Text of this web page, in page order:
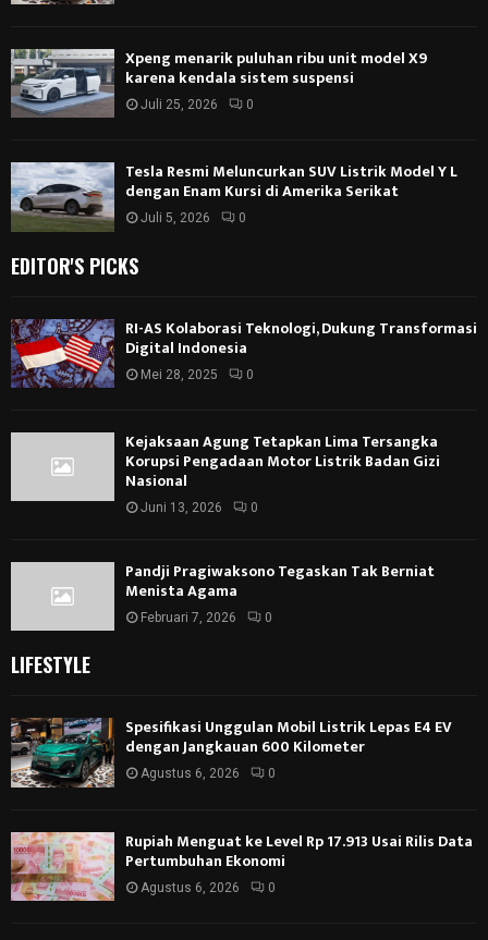
Xpeng menarik puluhan ribu unit model X9
karena kendala sistem suspensi
Juli 25, 2026 0
Tesla Resmi Meluncurkan SUV Listrik Model Y L
dengan Enam Kursi di Amerika Serikat
Juli 5, 2026 0
EDITOR'S PICKS
RI-AS Kolaborasi Teknologi, Dukung Transformasi
Digital Indonesia
Mei 28, 2025 0
Kejaksaan Agung Tetapkan Lima Tersangka
Korupsi Pengadaan Motor Listrik Badan Gizi
Nasional
Juni 13, 2026 0
Pandji Pragiwaksono Tegaskan Tak Berniat
Menista Agama
Februari 7, 2026 0
LIFESTYLE
Spesifikasi Unggulan Mobil Listrik Lepas E4 EV
dengan Jangkauan 600 Kilometer
Agustus 6, 2026 0
Rupiah Menguat ke Level Rp 17.913 Usai Rilis Data
Pertumbuhan Ekonomi
Agustus 6, 2026 0